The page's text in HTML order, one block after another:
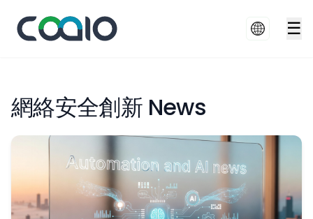
☰
網絡安全創新 News